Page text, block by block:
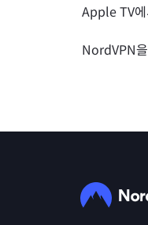
Apple TV
NordVPN